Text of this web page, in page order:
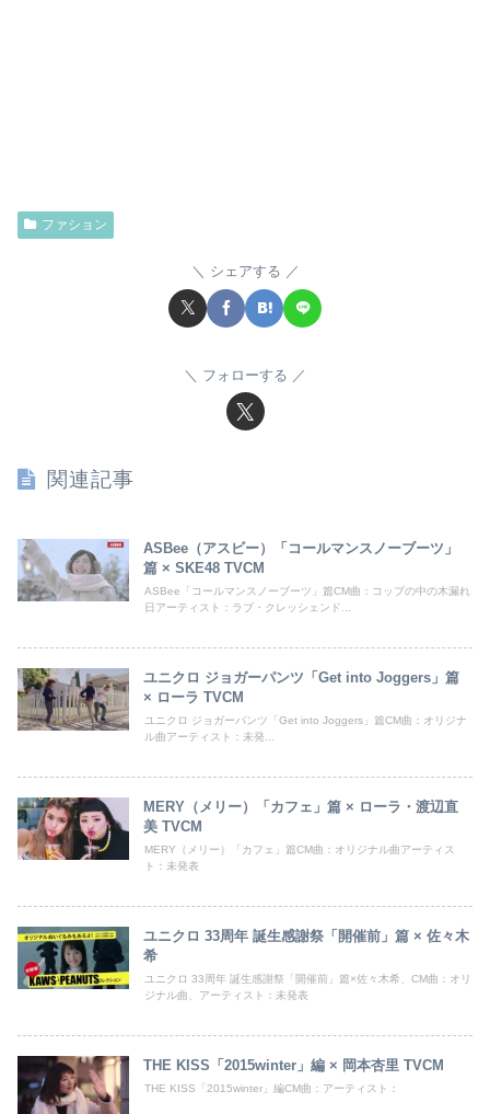
ファション
シェアする
フォローする
関連記事
ASBee（アスビー）「コールマンスノーブーツ」
篇 × SKE48 TVCM
ASBee「コールマンスノーブーツ」篇CM曲：コップの中の木漏れ
日アーティスト：ラブ・クレッシェンド...
ユニクロ ジョガーパンツ「Get into Joggers」篇
× ローラ TVCM
ユニクロ ジョガーパンツ「Get into Joggers」篇CM曲：オリジナ
ル曲アーティスト：未発...
MERY（メリー）「カフェ」篇 × ローラ・渡辺直
美 TVCM
MERY（メリー）「カフェ」篇CM曲：オリジナル曲アーティス
ト：未発表
ユニクロ 33周年 誕生感謝祭「開催前」篇 × 佐々木
希
ユニクロ 33周年 誕生感謝祭「開催前」篇×佐々木希、CM曲：オリ
ジナル曲、アーティスト：未発表
THE KISS「2015winter」編 × 岡本杏里 TVCM
THE KISS「2015winter」編CM曲：アーティスト：